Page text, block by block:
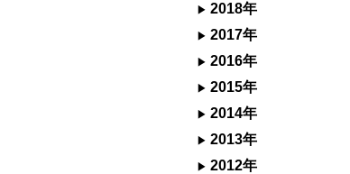
2018年
2017年
2016年
2015年
2014年
2013年
2012年